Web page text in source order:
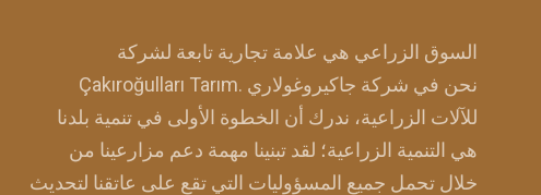
السوق الزراعي هي علامة تجارية تابعة لشركة
Çakıroğulları Tarım. نحن في شركة جاكيروغولاري
للآلات الزراعية، ندرك أن الخطوة الأولى في تنمية بلدنا
هي التنمية الزراعية؛ لقد تبنينا مهمة دعم مزارعينا من
خلال تحمل جميع المسؤوليات التي تقع على عاتقنا لتحديث